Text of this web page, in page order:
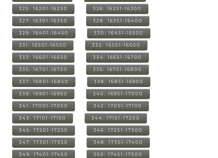
325: 16201-16250 326: 16251-16300
327: 16301-16350 328: 16351-16400
329: 16401-16450 330: 16451-16500
331: 16501-16550 332: 16551-16600
333: 16601-16650 334: 16651-16700
335: 16701-16750 336: 16751-16800
337: 16801-16850 338: 16851-16900
339: 16901-16950 340: 16951-17000
341: 17001-17050 342: 17051-17100
343: 17101-17150 344: 17151-17200
345: 17201-17250 346: 17251-17300
347: 17301-17350 348: 17351-17400
349: 17401-17450 350: 17451-17500